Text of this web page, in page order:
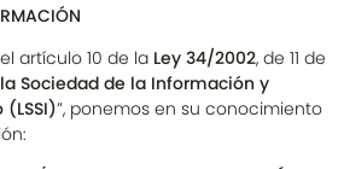
artículo 10 de la Ley 34/2002, de 11 de
Sociedad de la Información y
”, ponemos en su conocimiento